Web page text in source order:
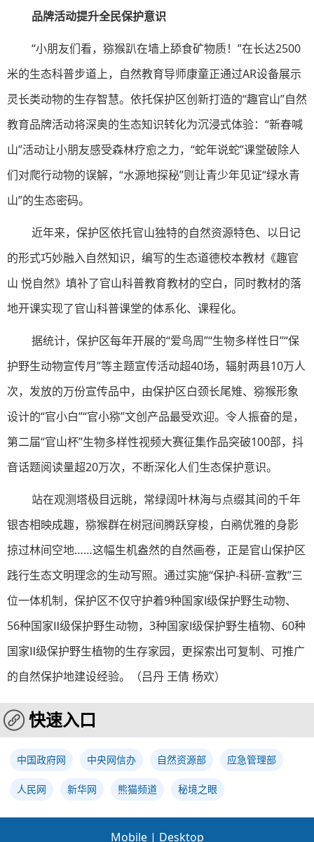
品牌活动提升全民保护意识
“小朋友们看，猕猴趴在墙上舔食矿物质！”在长达2500
米的生态科普步道上，自然教育导师康童正通过AR设备展示
灵长类动物的生存智慧。依托保护区创新打造的“趣官山”自然
教育品牌活动将深奥的生态知识转化为沉浸式体验：“新春喊
山”活动让小朋友感受森林疗愈之力，“蛇年说蛇”课堂破除人
们对爬行动物的误解，“水源地探秘”则让青少年见证“绿水青
山”的生态密码。
近年来，保护区依托官山独特的自然资源特色、以日记
的形式巧妙融入自然知识，编写的生态道德校本教材《趣官
山 悦自然》填补了官山科普教育教材的空白，同时教材的落
地开课实现了官山科普课堂的体系化、课程化。
据统计，保护区每年开展的“爱鸟周”“生物多样性日”“保
护野生动物宣传月”等主题宣传活动超40场，辐射两县10万人
次，发放的万份宣传品中，由保护区白颈长尾雉、猕猴形象
设计的“官小白”“官小猕”文创产品最受欢迎。令人振奋的是，
第二届“官山杯”生物多样性视频大赛征集作品突破100部，抖
音话题阅读量超20万次，不断深化人们生态保护意识。
站在观测塔极目远眺，常绿阔叶林海与点缀其间的千年
银杏相映成趣，猕猴群在树冠间腾跃穿梭，白鹇优雅的身影
掠过林间空地……这幅生机盎然的自然画卷，正是官山保护区
践行生态文明理念的生动写照。通过实施“保护-科研-宣教”三
位一体机制，保护区不仅守护着9种国家Ⅰ级保护野生动物、
56种国家Ⅱ级保护野生动物，3种国家Ⅰ级保护野生植物、60种
国家Ⅱ级保护野生植物的生存家园，更探索出可复制、可推广
的自然保护地建设经验。（吕丹 王倩 杨欢）
快速入口
中国政府网 中央网信办 自然资源部 应急管理部
人民网 新华网 熊猫频道 秘境之眼
Mobile | Desktop